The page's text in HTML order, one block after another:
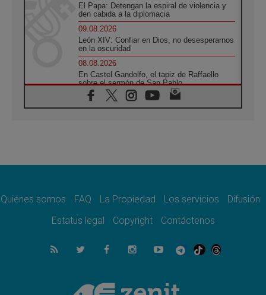
El Papa: Detengan la espiral de violencia y
den cabida a la diplomacia
09.08.2026
León XIV: Confiar en Dios, no desesperarnos
en la oscuridad
08.08.2026
En Castel Gandolfo, el tapiz de Raffaello
sobre el sermón de San Pablo
08.08.2026
En Colombia, «la paz no se compra con una
08.08.2026
08.08.2026
del Buen Consejo de Genazzano
Filipinas: el Vicariato Apostólico de Calapán
se convierte en diócesis
Honduras: Los desplazados invisibles de una
crisis olvidada
Quiénes somos FAQ La Propiedad Los servicios
Difusión
Estatus legal
Copyright Contáctenos